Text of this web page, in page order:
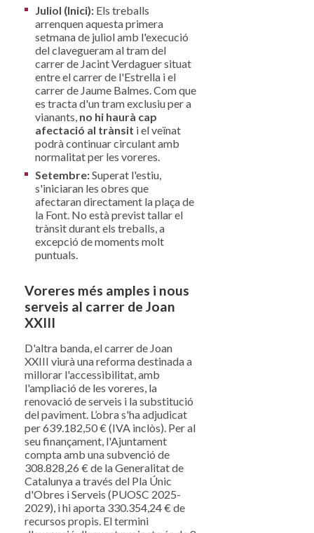
Juliol (Inici): Els treballs
arrenquen aquesta primera
setmana de juliol amb l'execució
del clavegueram al tram del
carrer de Jacint Verdaguer situat
entre el carrer de l'Estrella i el
carrer de Jaume Balmes. Com que
es tracta d'un tram exclusiu per a
vianants, no hi haurà cap
afectació al trànsit i el veïnat
podrà continuar circulant amb
normalitat per les voreres.
Setembre:Superat l'estiu,
s'iniciaran les obres que
afectaran directament la plaça de
la Font. No està previst tallar el
trànsit durant els treballs, a
excepció de moments molt
puntuals.
Voreres més amples i nous
serveis al carrer de Joan
XXIII
D'altra banda, el carrer de Joan
XXIII viurà una reforma destinada a
millorar l'accessibilitat, amb
l'ampliació de les voreres, la
renovació de serveis i la substitució
del paviment. L’obra s'ha adjudicat
per 639.182,50 € (IVA inclòs). Per al
seu finançament, l'Ajuntament
compta amb una subvenció de
308.828,26 € de la Generalitat de
Catalunya a través del Pla Únic
d'Obres i Serveis (PUOSC 2025-
2029), i hi aporta 330.354,24 € de
recursos propis. El termini